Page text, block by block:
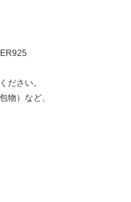
ださい。
物）など、